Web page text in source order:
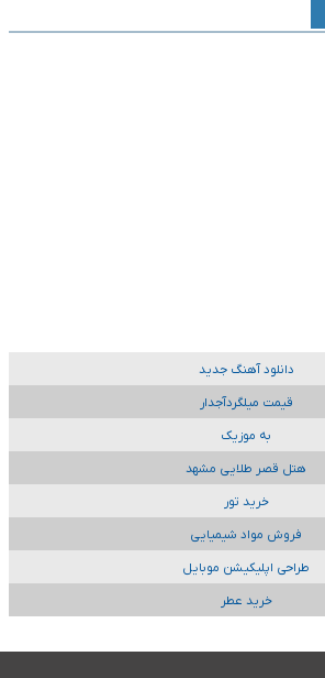
دانلود آهنگ جدید
قیمت میلگردآجدار
به موزیک
هتل قصر طلایی مشهد
خرید تور
فروش مواد شیمیایی
طراحی اپلیکیشن موبایل
خرید عطر